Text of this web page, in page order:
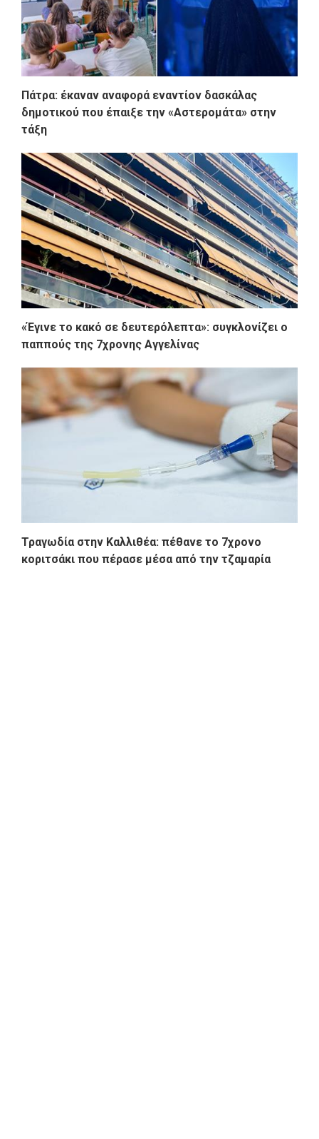
Πάτρα: έκαναν αναφορά εναντίον δασκάλας
δημοτικού που έπαιξε την «Αστερομάτα» στην
τάξη
«Έγινε το κακό σε δευτερόλεπτα»: συγκλονίζει ο
παππούς της 7χρονης Αγγελίνας
Τραγωδία στην Καλλιθέα: πέθανε το 7χρονο
κοριτσάκι που πέρασε μέσα από την τζαμαρία